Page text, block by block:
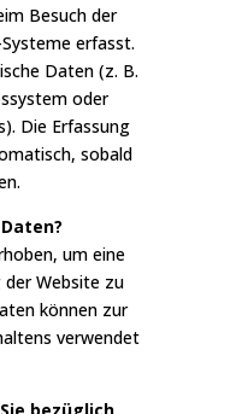
Besuch der
erfasst.
Daten (z. B.
oder
Die Erfassung
sobald
um eine
Website zu
können zur
verwendet